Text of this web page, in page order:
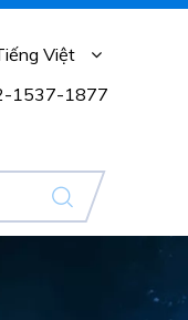
Việt
1537-1877